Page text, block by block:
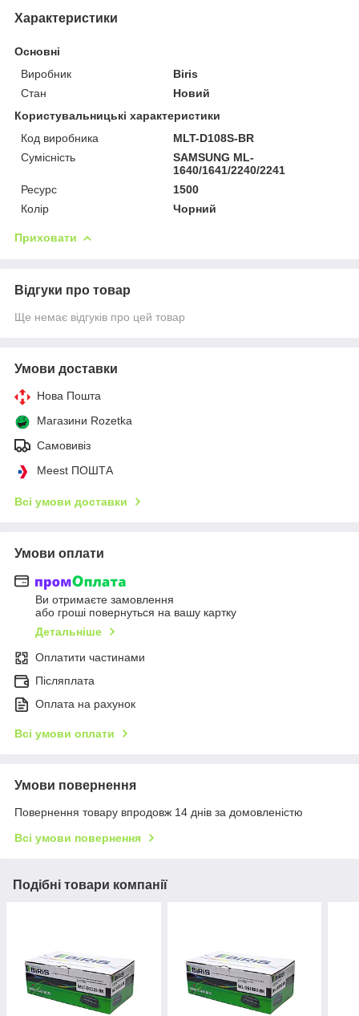
Характеристики
Основні
Виробник
Biris
Стан
Новий
Користувальницькі характеристики
Код виробника
MLT-D108S-BR
Сумісність
SAMSUNG ML-
1640/1641/2240/2241
Ресурс
1500
Колір
Чорний
Приховати
Відгуки про товар
Ще немає відгуків про цей товар
Умови доставки
Нова Пошта
Магазини Rozetka
Самовивіз
Meest ПОШТА
Всі умови доставки
Умови оплати
Ви отримаєте замовлення
або гроші повернуться на вашу картку
Детальніше
Оплатити частинами
Післяплата
Оплата на рахунок
Всі умови оплати
Умови повернення
Повернення товару впродовж 14 днів за домовленістю
Всі умови повернення
Подібні товари компанії